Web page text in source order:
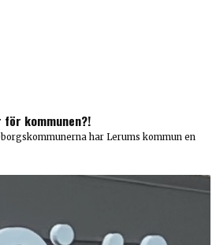
för kommunen?!
har Lerums kommun en